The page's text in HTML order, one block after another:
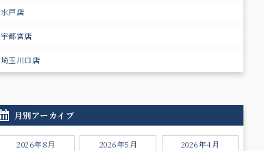
水戸店
宇都宮店
埼玉川口店
月別アーカイブ
2026年8月 2026年5月 2026年4月